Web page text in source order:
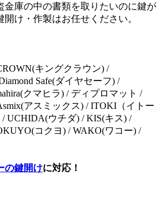
金庫の中の書類を取りたいのに鍵が
け・作製はお任せください。
キングクラウン) /
Safe(ダイヤセーフ) /
クマヒラ) / ディプロマット /
アスミックス) / ITOKI（イトー
UCHIDA(ウチダ) / KIS(キス) /
コクヨ) / WAKO(ワコー) /
の鍵開けに対応！